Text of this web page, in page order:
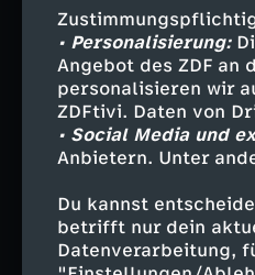
• Personalisierung:
Angebot des ZDF an
personalisieren wir
ZDFtivi. Daten von
• Social Media und
Anbietern. Unter
Du kannst
betrifft nur dein
Datenverarbeitung,
dadurch
geforscht,
trockenen
Neben der
Chinesen, ihr
der